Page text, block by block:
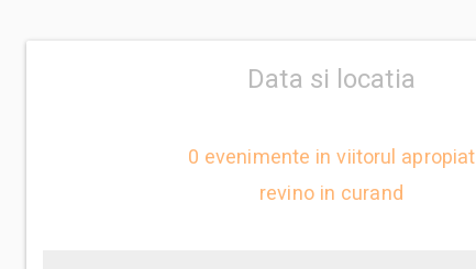
Data si locatia
0 evenimente in viitorul apropiat
revino in curand